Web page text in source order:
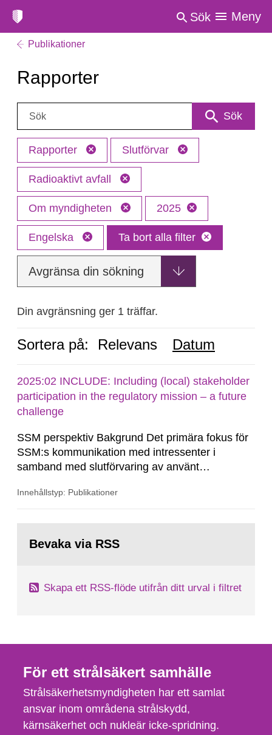
Sök Meny
Publikationer
Rapporter
Sök: Sök
Rapporter Slutförvar
Radioaktivt avfall
Om myndigheten 2025
Engelska Ta bort alla filter
Avgränsa din sökning
Din avgränsning ger 1 träffar.
Sortera på: Relevans Datum
2025:02 INCLUDE: Including (local) stakeholder
participation in the regulatory mission – a future
challenge
SSM perspektiv Bakgrund Det primära fokus för
SSM:s kommunikation med intressenter i
samband med slutförvaring av använt
legat på formella samrådsprocesser kring den
tillståndsansökningar enligt kärntekniklagen.
Innehållstyp: Publikationer
sida:Bevaka via RSS
Skapa ett RSS-flöde utifrån ditt urval i filtret
För ett strålsäkert samhälle
Strålsäkerhetsmyndigheten har ett samlat
ansvar inom områdena strålskydd,
kärnsäkerhet och nukleär icke-spridning.